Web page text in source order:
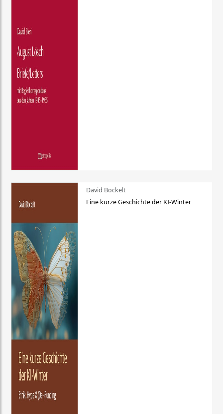
David Bockelt
Eine kurze Geschichte der KI-Winter